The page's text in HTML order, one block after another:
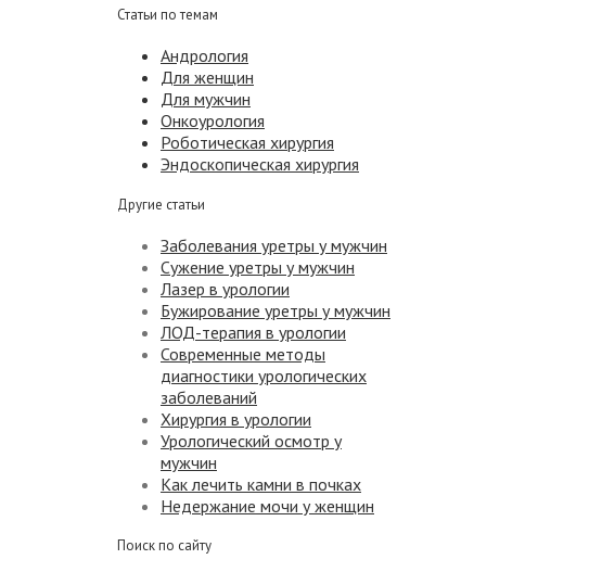
Статьи по темам
Андрология
Для женщин
Для мужчин
Онкоурология
Роботическая хирургия
Эндоскопическая хирургия
Другие статьи
Заболевания уретры у мужчин
Сужение уретры у мужчин
Лазер в урологии
Бужирование уретры у мужчин
ЛОД-терапия в урологии
Современные методы
диагностики урологических
заболеваний
Хирургия в урологии
Урологический осмотр у
мужчин
Как лечить камни в почках
Недержание мочи у женщин
Поиск по сайту